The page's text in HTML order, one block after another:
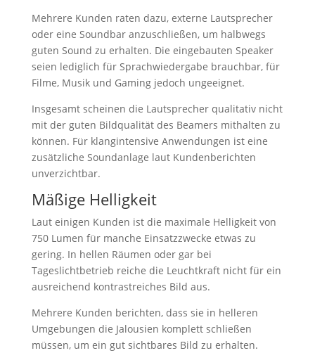
Mehrere Kunden raten dazu, externe Lautsprecher
oder eine Soundbar anzuschließen, um halbwegs
guten Sound zu erhalten. Die eingebauten Speaker
seien lediglich für Sprachwiedergabe brauchbar, für
Filme, Musik und Gaming jedoch ungeeignet.
Insgesamt scheinen die Lautsprecher qualitativ nicht
mit der guten Bildqualität des Beamers mithalten zu
können. Für klangintensive Anwendungen ist eine
zusätzliche Soundanlage laut Kundenberichten
unverzichtbar.
Mäßige Helligkeit
Laut einigen Kunden ist die maximale Helligkeit von
750 Lumen für manche Einsatzzwecke etwas zu
gering. In hellen Räumen oder gar bei
Tageslichtbetrieb reiche die Leuchtkraft nicht für ein
ausreichend kontrastreiches Bild aus.
Mehrere Kunden berichten, dass sie in helleren
Umgebungen die Jalousien komplett schließen
müssen, um ein gut sichtbares Bild zu erhalten.